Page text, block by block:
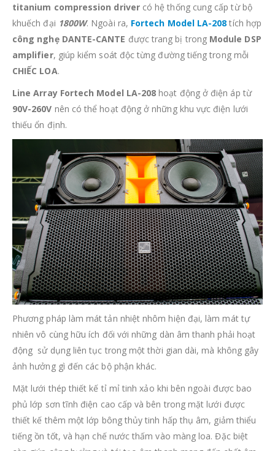
titanium compression drivercó hệ thống cung cấp từ bộ
khuếch đại 1800W. Ngoài ra, Fortech Model LA-208 tích hợp
công nghẹ DANTE-CANTE được trang bị trong Module DSP
amplifier, giúp kiểm soát độc từng đường tiếng trong mỗi
CHIẾC LOA.
Line Array Fortech Model LA-208 hoạt động ở điện áp từ
90V-260V nên có thể hoạt động ở những khu vực điện lưới
thiếu ổn định.
Phương pháp làm mát tản nhiệt nhôm hiện đại, làm mát tự
nhiên vô cùng hữu ích đối với những dàn âm thanh phải hoạt
động sử dụng liên tục trong một thời gian dài, mà không gây
ảnh hưởng gì đến các bộ phận khác.
Mặt lưới thép thiết kế tỉ mỉ tinh xảo khi bên ngoài được bao
phủ lớp sơn tĩnh điện cao cấp và bên trong mặt lưới được
thiết kế thêm một lớp bông thủy tinh hấp thụ âm, giảm thiểu
tiếng ồn tốt, và hạn chế nước thấm vào màng loa. Đặc biệt